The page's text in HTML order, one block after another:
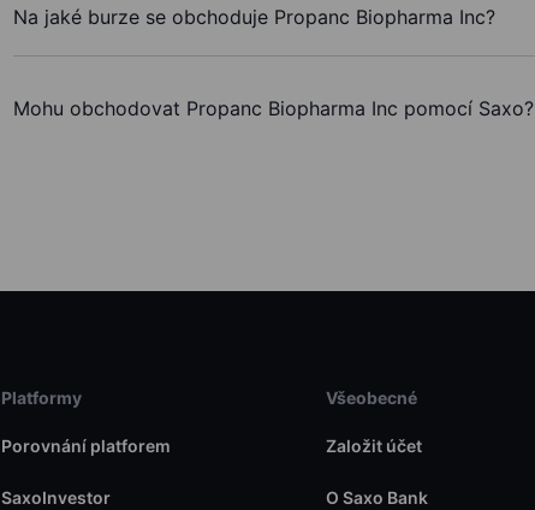
Na jaké burze se obchoduje Propanc Biopharma Inc?
Mohu obchodovat Propanc Biopharma Inc pomocí Saxo?
Platformy
Porovnání platforem
SaxoInvestor
Všeobecné
Založit účet
O Saxo Bank